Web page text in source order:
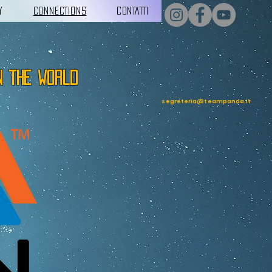
CONNECTIONS CONTATTI
the world
segreteria@teampanda.it